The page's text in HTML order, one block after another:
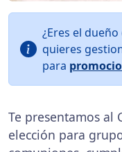
¿Eres el
quieres
para
Te presentamos al
elección para